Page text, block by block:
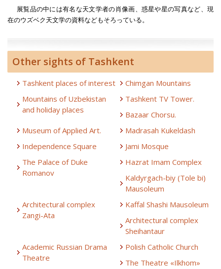
展覧品の中には有名な天文学者の肖像画、惑星や星の写真など、現
在のウズベク天文学の資料などもそろっている。
Other sights of Tashkent
Tashkent places of interest
Chimgan Mountains
Mountains of Uzbekistan
and holiday places
Tashkent TV Tower.
Bazaar Chorsu.
Museum of Applied Art.
Madrasah Kukeldash
Independence Square
Jami Mosque
The Palace of Duke
Romanov
Hazrat Imam Complex
Kaldyrgach-biy (Tole bi)
Mausoleum
Architectural complex
Zangi-Ata
Kaffal Shashi Mausoleum
Architectural complex
Sheihantaur
Academic Russian Drama
Theatre
Polish Catholic Church
The Theatre «Ilkhom»